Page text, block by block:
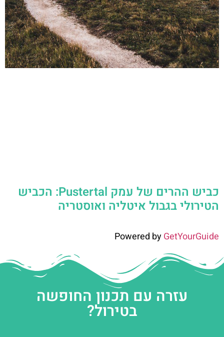
כביש ההרים של עמק Pustertal: הכביש
הטירולי בגבול איטליה ואוסטריה
Powered byGetYourGuide
עזרה עם תכנון החופשה
בטירול?